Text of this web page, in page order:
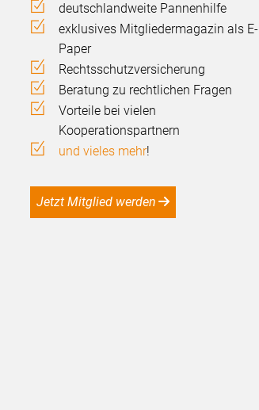
deutschlandweite Pannenhilfe
exklusives Mitgliedermagazin als E-
Paper
Rechtsschutzversicherung
Beratung zu rechtlichen Fragen
Vorteile bei vielen
Kooperationspartnern
und vieles mehr!
Jetzt Mitglied werden